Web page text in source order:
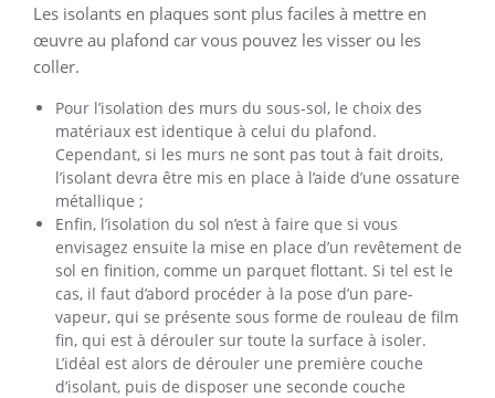
Les isolants en plaques sont plus faciles à mettre en
œuvre au plafond car vous pouvez les visser ou les
coller.
Pour l’isolation des murs du sous-sol, le choix des
matériaux est identique à celui du plafond.
Cependant, si les murs ne sont pas tout à fait droits,
l’isolant devra être mis en place à l’aide d’une ossature
métallique ;
Enfin, l’isolation du sol n’est à faire que si vous
envisagez ensuite la mise en place d’un revêtement de
sol en finition, comme un parquet flottant. Si tel est le
cas, il faut d’abord procéder à la pose d’un pare-
vapeur, qui se présente sous forme de rouleau de film
fin, qui est à dérouler sur toute la surface à isoler.
L’idéal est alors de dérouler une première couche
d’isolant, puis de disposer une seconde couche